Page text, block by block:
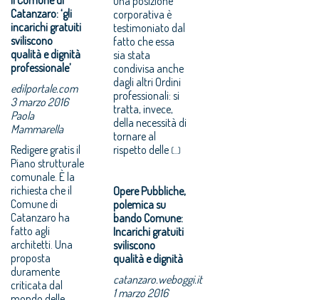
Catanzaro: ‘gli
incarichi gratuiti
sviliscono
qualità e dignità
professionale’
edilportale.com
3 marzo 2016
Paola
Mammarella
Redigere gratis il
Piano strutturale
comunale. È la
richiesta che il
Comune di
Catanzaro ha
fatto agli
architetti. Una
proposta
duramente
criticata dal
corporativa è
testimoniato dal
fatto che essa
sia stata
condivisa anche
dagli altri Ordini
professionali: si
tratta, invece,
della necessità di
tornare al
rispetto delle (...)
Opere Pubbliche,
polemica su
bando Comune:
Incarichi gratuiti
sviliscono
qualità e dignità
catanzaro.weboggi.it
1 marzo 2016